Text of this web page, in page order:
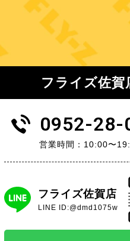
フライズ佐賀
0952-28-
営業時間：10:00〜
フライズ佐賀店
LINE ID:@dmd1075w